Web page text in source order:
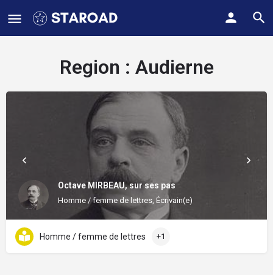
Region : Audierne
Octave MIRBEAU, sur ses pas
Homme / femme de lettres, Écrivain(e)
Homme / femme de lettres +1